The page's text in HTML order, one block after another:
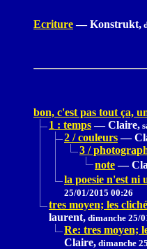
Ecriture — Konstrukt,
bon, c'est pas tout ça,
1 : temps — Claire,
2 / couleurs —
3 /
note —
la poesie n'est ni
25/01/2015 00:26
tres moyen; les
laurent, dimanche 25/
Re: tres moyen;
Claire, dimanche